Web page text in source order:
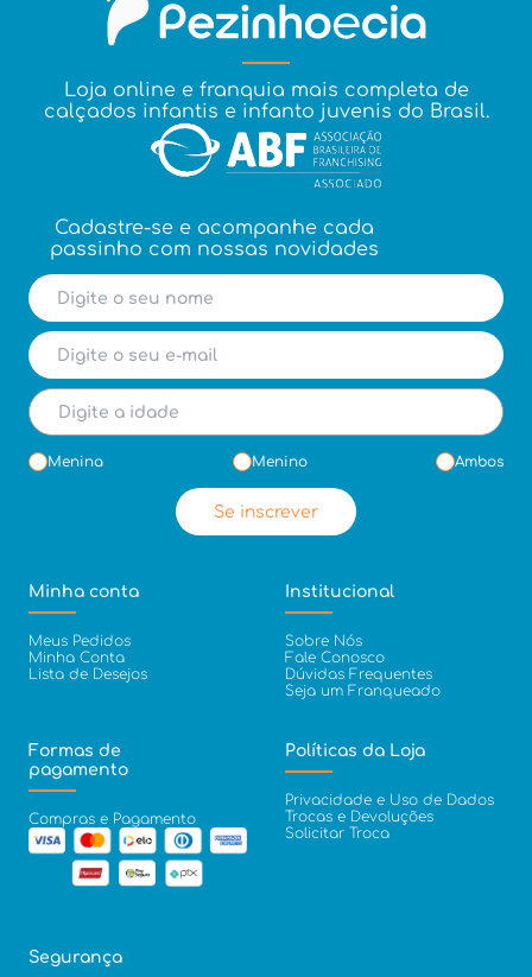
Loja online e franquia mais completa de
calçados infantis e infanto juvenis do Brasil.
Cadastre-se e acompanhe cada
passinho com nossas novidades
Menina Menino Ambos
Se inscrever
Minha conta
Meus Pedidos
Minha Conta
Lista de Desejos
Institucional
Sobre Nós
Fale Conosco
Dúvidas Frequentes
Seja um Franqueado
Formas de
pagamento
Compras e Pagamento
Políticas da Loja
Privacidade e Uso de Dados
Trocas e Devoluções
Solicitar Troca
Segurança